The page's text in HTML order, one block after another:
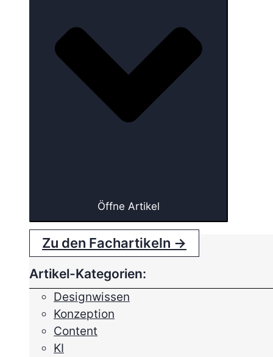
Öffne Artikel
Zu den Fachartikeln →
Artikel-Kategorien:
Designwissen
Konzeption
Content
KI